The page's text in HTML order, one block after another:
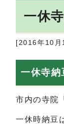
一休
[2016年10月
一休寺納
市内の寺院
一休時納豆